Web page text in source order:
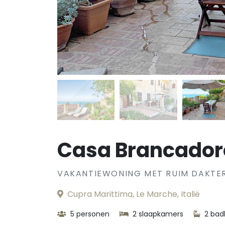
Casa
VAKANTIEWONING MET RUIM
Cupra Marittima, Le Marche, Italië
5 personen 2 slaapkamers 2